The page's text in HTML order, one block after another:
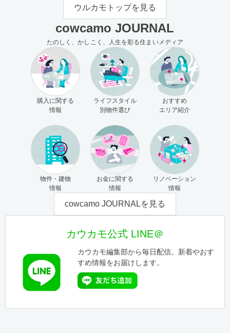
ウルカモトップを見る
cowcamo JOURNAL
たのしく、かしこく、人生を彩る住まいメディア
購入に関する
情報
ライフスタイル
別物件選び
おすすめ
エリア紹介
物件・建物
情報
お金に関する
情報
リノベーション
情報
cowcamo JOURNALを見る
カウカモ公式 LINE＠
カウカモ編集部から毎日配信。新着やおす
すめ情報をお届けします。